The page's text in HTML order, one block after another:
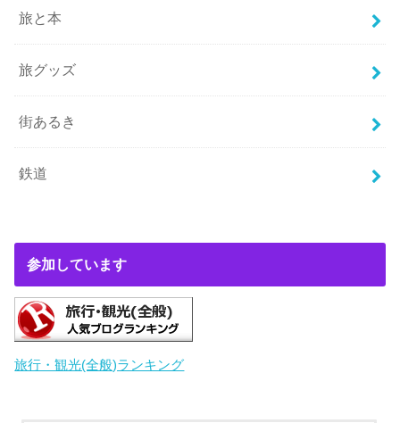
旅と本
旅グッズ
街あるき
鉄道
参加しています
旅行・観光(全般)ランキング